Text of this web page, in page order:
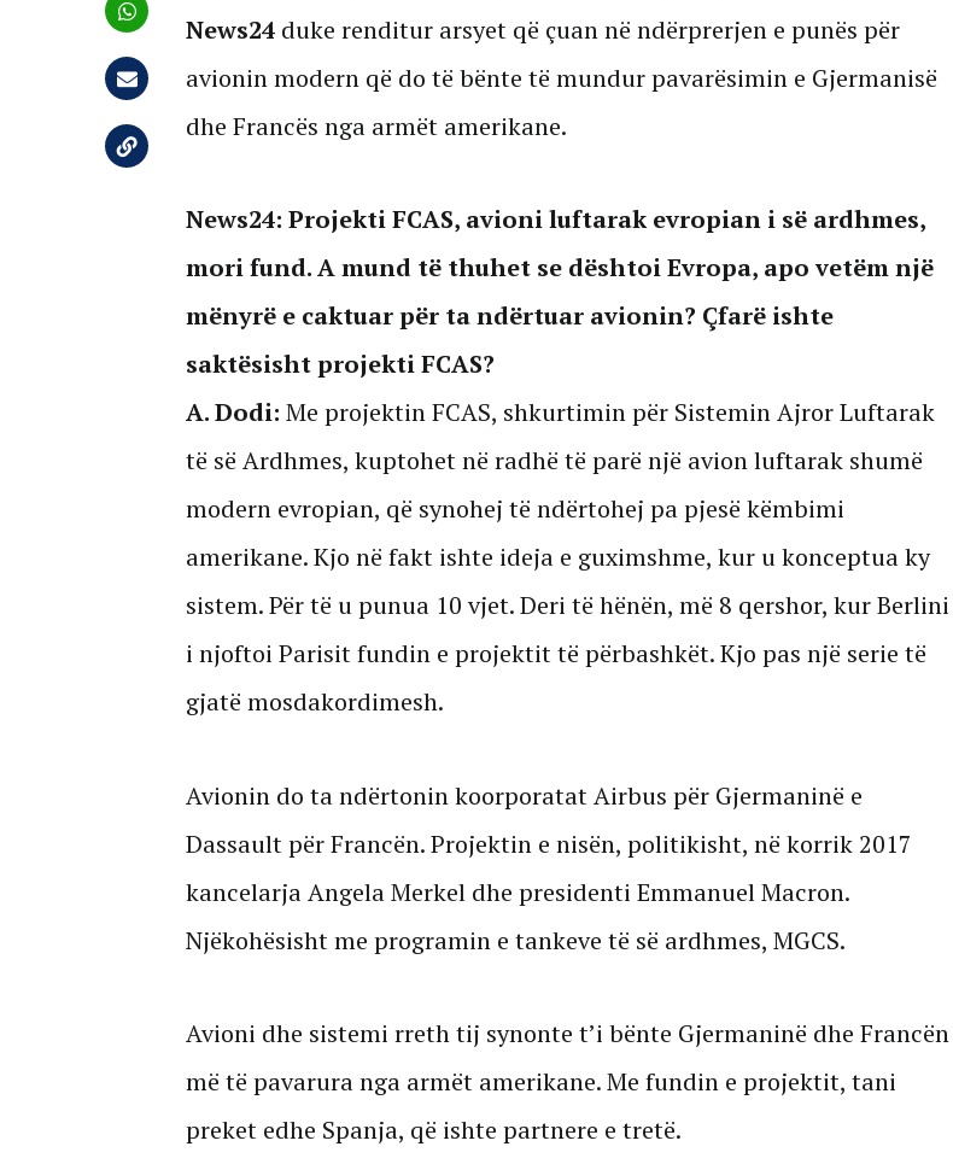
News24duke renditur arsyet që çuan në ndërprerjen e punës për
avionin modern që do të bënte të mundur pavarësimin e Gjermanisë
dhe Francës nga armët amerikane.
News24: Projekti FCAS, avioni luftarak evropian i së ardhmes,
mori fund. A mund të thuhet se dështoi Evropa, apo vetëm një
mënyrë e caktuar për ta ndërtuar avionin? Çfarë ishte
saktësisht projekti FCAS?
A. Dodi: Me projektin FCAS, shkurtimin për Sistemin Ajror Luftarak
të së Ardhmes, kuptohet në radhë të parë një avion luftarak shumë
modern evropian, që synohej të ndërtohej pa pjesë këmbimi
amerikane. Kjo në fakt ishte ideja e guximshme, kur u konceptua ky
sistem. Për të u punua 10 vjet. Deri të hënën, më 8 qershor, kur Berlini
i njoftoi Parisit fundin e projektit të përbashkët. Kjo pas një serie të
gjatë mosdakordimesh.
Avionin do ta ndërtonin koorporatat Airbus për Gjermaninë e
Dassault për Francën. Projektin e nisën, politikisht, në korrik 2017
kancelarja Angela Merkel dhe presidenti Emmanuel Macron.
Njëkohësisht me programin e tankeve të së ardhmes, MGCS.
Avioni dhe sistemi rreth tij synonte t’i bënte Gjermaninë dhe Francën
më të pavarura nga armët amerikane. Me fundin e projektit, tani
preket edhe Spanja, që ishte partnere e tretë.
07 Gusht, 2026